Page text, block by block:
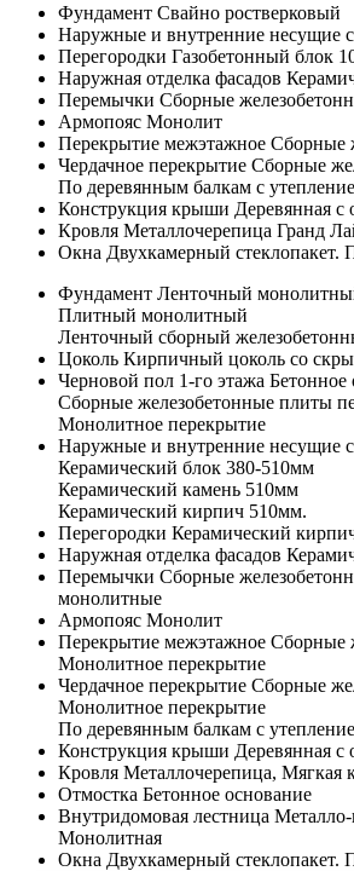
Фундамент Свайно ростверковый
Наружные и внутренние несущие
Перегородки Газобетонный блок
Наружная отделка фасадов
Перемычки Сборные
Армопояс Монолит
Перекрытие межэтажное Сборные
Чердачное перекрытие Сборные
По деревянным балкам с
Конструкция крыши Деревянная с
Кровля Металлочерепица Гранд
Окна Двухкамерный стеклопакет.
Фундамент Ленточный
Плитный монолитный
Ленточный сборный
Цоколь Кирпичный цоколь со
Черновой пол 1-го этажа Бетонное
Сборные железобетонные плиты
Монолитное перекрытие
Наружные и внутренние несущие
Керамический блок 380-510мм
Керамический камень 510мм
Керамический кирпич 510мм.
Перегородки Керамический
Наружная отделка фасадов
Перемычки Сборные
монолитные
Армопояс Монолит
Перекрытие межэтажное Сборные
Монолитное перекрытие
Чердачное перекрытие Сборные
Монолитное перекрытие
По деревянным балкам с
Конструкция крыши Деревянная с
Кровля Металлочерепица, Мягкая
Отмостка Бетонное основание
Внутридомовая лестница Металло-
Монолитная
Окна Двухкамерный